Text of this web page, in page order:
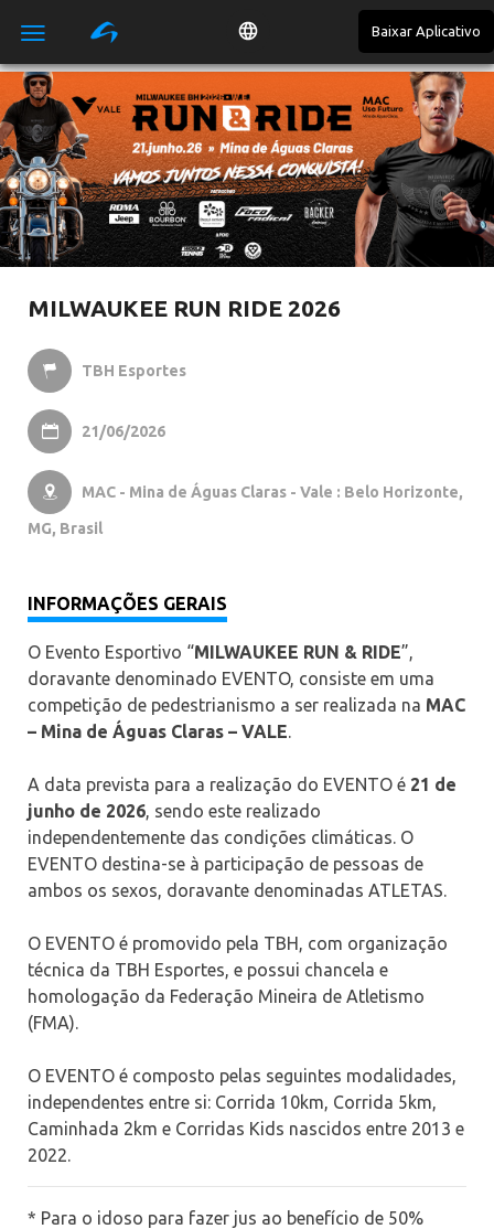
 Baixar Aplicativo
MILWAUKEE RUN RIDE 2026
 TBH Esportes
 21/06/2026
 MAC - Mina de Águas Claras - Vale : Belo Horizonte,
MG, Brasil
INFORMAÇÕES GERAIS
O Evento Esportivo “MILWAUKEE RUN & RIDE”,
doravante denominado EVENTO, consiste em uma
competição de pedestrianismo a ser realizada na MAC
– Mina de Águas Claras – VALE.
A data prevista para a realização do EVENTO é 21 de
junho de 2026, sendo este realizado
independentemente das condições climáticas. O
EVENTO destina-se à participação de pessoas de
ambos os sexos, doravante denominadas ATLETAS.
O EVENTO é promovido pela TBH, com organização
técnica da TBH Esportes, e possui chancela e
homologação da Federação Mineira de Atletismo
(FMA).
O EVENTO é composto pelas seguintes modalidades,
independentes entre si: Corrida 10km, Corrida 5km,
Caminhada 2km e Corridas Kids nascidos entre 2013 e
2022.
* Para o idoso para fazer jus ao benefício de 50%